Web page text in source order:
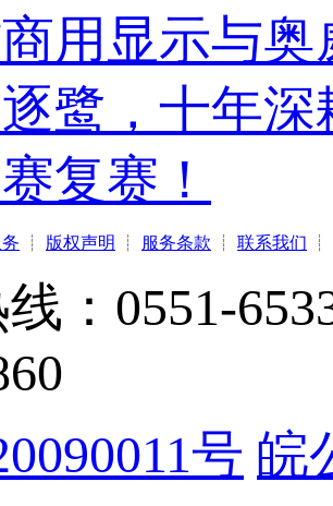
用显示与
鹭，十年
复赛！
┊ 版权声明 ┊ 服务条款 ┊ 联系我们 ┊
：0551-
号 皖